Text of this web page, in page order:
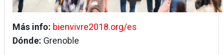
Más info: bienvivre2018.org/es
Dónde: Grenoble